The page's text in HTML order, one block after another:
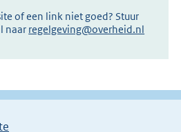
of een link niet goed? Stuur
naar regelgeving@overheid.nl